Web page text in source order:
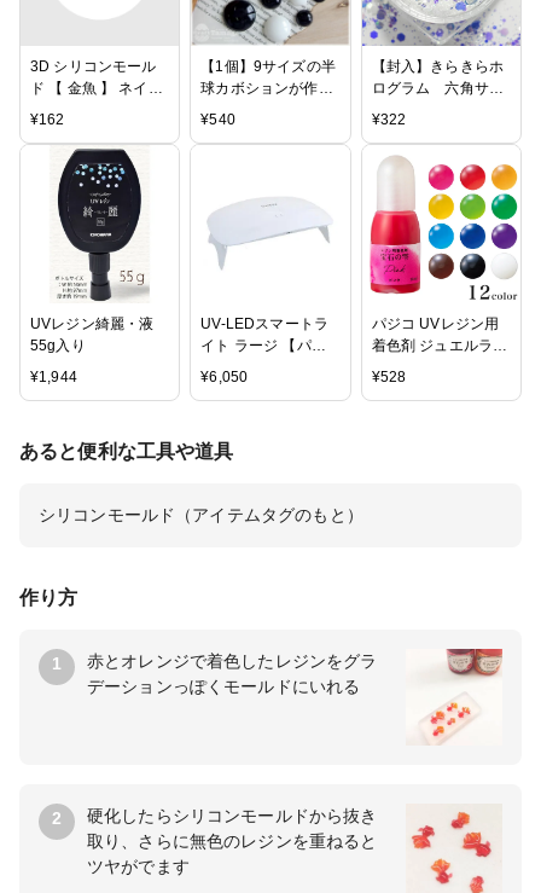
3D シリコンモール
ド 【 金魚 】 ネイル
アート レジン パー
素材 シリコンモール
ド シリコン モール
ド UVクラフトレジ
ン UVレジン レジン
液 封入 材料
¥162
【1個】9サイズの半
球カボションが作れ
るシリコンモール
【ハンドメイド/手作
り/卸し/卸売り】
¥540
【封入】きらきらホ
ログラム 六角サイ
ズミックス 《ホワ
ッピング,封入,ラメ,
ネイル,キラキラ,雪,
スノーダスト]
¥322
UVレジン綺麗・液
55g入り
¥1,944
UV-LEDスマートラ
イト ラージ 【パジ
コ】
¥6,050
パジコ UVレジン用
着色剤 ジュエルラビ
リンス 宝石の雫 | レ
¥528
作り方
1
赤とオレンジで着色したレジンをグラ
デーションっぽくモールドにいれる
2
硬化したらシリコンモールドから抜き
取り、さらに無色のレジンを重ねると
ツヤがでます
あると便利な工具や道具
シリコンモールド（アイテムタグのもと）